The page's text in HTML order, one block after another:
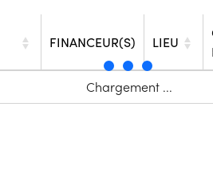
FINANCEUR(S) LIEU
Chargement ...